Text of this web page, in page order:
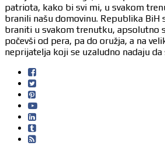
patriota, kako bi svi mi, u svakom
branili našu domovinu. Republika BiH
braniti u svakom trenutku, apsolutno
počevši od pera, pa do oružja, a na
neprijatelja koji se uzaludno nadaju da